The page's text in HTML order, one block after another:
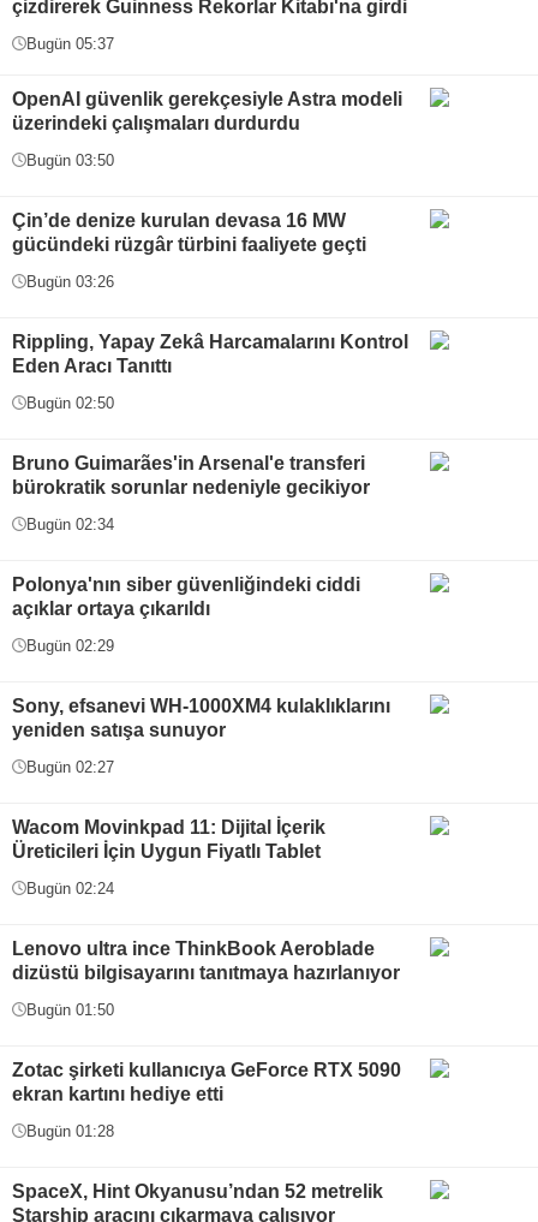
çizdirerek Guinness Rekorlar Kitabı'na girdi
Bugün 05:37
OpenAI güvenlik gerekçesiyle Astra modeli
üzerindeki çalışmaları durdurdu
Bugün 03:50
Çin’de denize kurulan devasa 16 MW
gücündeki rüzgâr türbini faaliyete geçti
Bugün 03:26
Rippling, Yapay Zekâ Harcamalarını Kontrol
Eden Aracı Tanıttı
Bugün 02:50
Bruno Guimarães'in Arsenal'e transferi
bürokratik sorunlar nedeniyle gecikiyor
Bugün 02:34
Polonya'nın siber güvenliğindeki ciddi
açıklar ortaya çıkarıldı
Bugün 02:29
Sony, efsanevi WH-1000XM4 kulaklıklarını
yeniden satışa sunuyor
Bugün 02:27
Wacom Movinkpad 11: Dijital İçerik
Üreticileri İçin Uygun Fiyatlı Tablet
Bugün 02:24
Lenovo ultra ince ThinkBook Aeroblade
dizüstü bilgisayarını tanıtmaya hazırlanıyor
Bugün 01:50
Zotac şirketi kullanıcıya GeForce RTX 5090
ekran kartını hediye etti
Bugün 01:28
SpaceX, Hint Okyanusu’ndan 52 metrelik
Starship aracını çıkarmaya çalışıyor